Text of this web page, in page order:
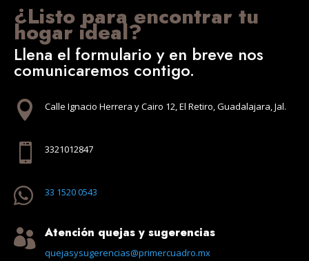
¿Listo para encontrar tu
hogar ideal?
Llena el formulario y en breve nos
comunicaremos contigo.
 Calle Ignacio Herrera y Cairo 12, El Retiro, Guadalajara, Jal.
 3321012847
 33 1520 0543
 Atención quejas y sugerencias
quejasysugerencias@primercuadro.mx